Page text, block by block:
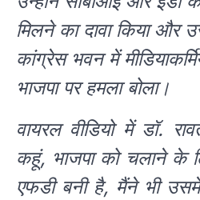
मिलने का दावा किया और
कांग्रेस भवन में
भाजपा पर हमला बोला।
वायरल वीडियो में डॉ.
कहूं, भाजपा को चलाने के
एफडी बनी है, मैंने भी